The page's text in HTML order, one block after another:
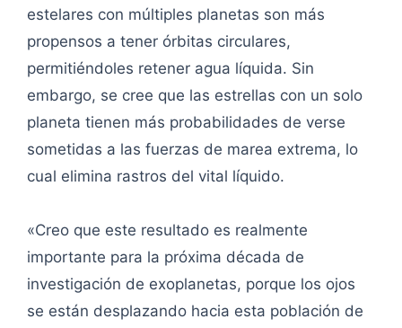
estelares con múltiples planetas son más
propensos a tener órbitas circulares,
permitiéndoles retener agua líquida. Sin
embargo, se cree que las estrellas con un solo
planeta tienen más probabilidades de verse
sometidas a las fuerzas de marea extrema, lo
cual elimina rastros del vital líquido.
«Creo que este resultado es realmente
importante para la próxima década de
investigación de exoplanetas, porque los ojos
se están desplazando hacia esta población de